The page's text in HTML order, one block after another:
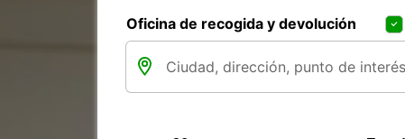
Oficina de recogida y devolución